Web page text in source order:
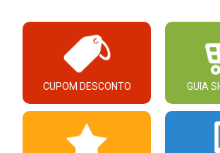
CUPOM DESCONTO GUIA